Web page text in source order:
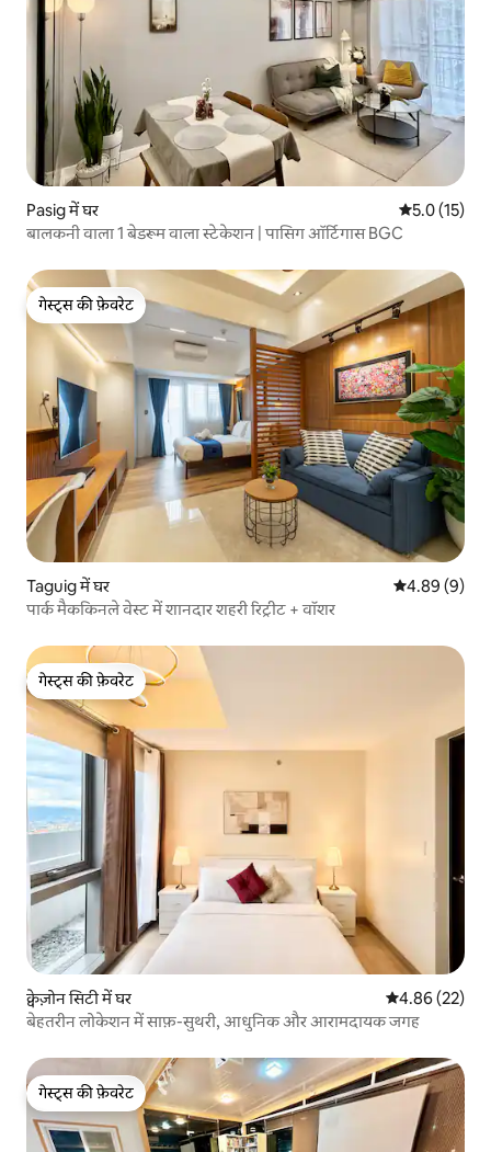
Pasig में घर औसत रेटिंग 5
5.0 (15)
बालकनी वाला 1 बेडरूम वाला स्टेकेशन | पासिग ऑर्टिगास BGC
गेस्ट्स की फ़ेवरेट
गेस्ट्स की फ़ेवरेट
Taguig में घर औसत रेटिंग 5 में
4.89 (9)
पार्क मैककिनले वेस्ट में शानदार शहरी रिट्रीट + वॉशर
गेस्ट्स की फ़ेवरेट
गेस्ट्स की फ़ेवरेट
क्वेज़ोन सिटी में घर औसत रेटिंग 5 में
4.86 (22)
बेहतरीन लोकेशन में साफ़-सुथरी, आधुनिक और आरामदायक जगह
गेस्ट्स की फ़ेवरेट
गेस्ट्स की फ़ेवरेट